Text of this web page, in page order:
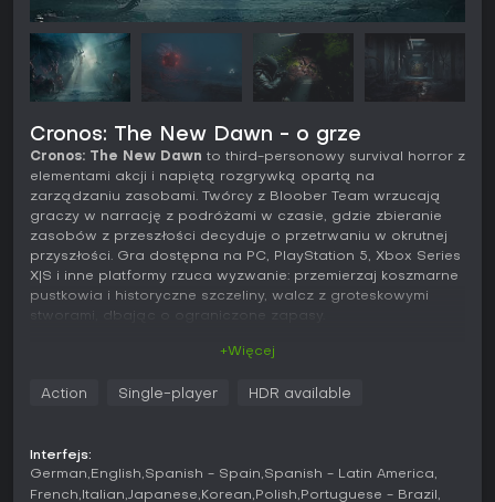
Cronos: The New Dawn - o grze
Cronos: The New Dawn to third-personowy survival horror z
elementami akcji i napiętą rozgrywką opartą na
zarządzaniu zasobami. Twórcy z Bloober Team wrzucają
graczy w narrację z podróżami w czasie, gdzie zbieranie
zasobów z przeszłości decyduje o przetrwaniu w okrutnej
przyszłości. Gra dostępna na PC, PlayStation 5, Xbox Series
X|S i inne platformy rzuca wyzwanie: przemierzaj koszmarne
pustkowia i historyczne szczeliny, walcz z groteskowymi
stworami, dbając o ograniczone zapasy.
eksplorujesz opustoszałe lokacje podzielone między
które łączą się w groźniejsze formy, jeśli nie spalisz ich
zaraz po pokonaniu - to wymusza błyskawiczne decyzje.
+Więcej
Action Single-player HDR available
Interfejs:
German English Spanish - Spain Spanish - Latin America
French Italian Japanese Korean Polish Portuguese - Brazil